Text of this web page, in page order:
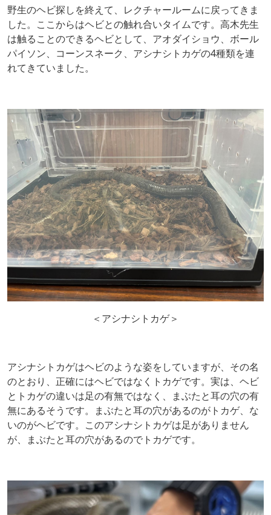
野生のヘビ探しを終えて、レクチャールームに戻ってきま
した。ここからはヘビとの触れ合いタイムです。高木先生
は触ることのできるヘビとして、アオダイショウ、ボール
パイソン、コーンスネーク、アシナシトカゲの4種類を連
れてきていました。
＜アシナシトカゲ＞
アシナシトカゲはヘビのような姿をしていますが、その名
のとおり、正確にはヘビではなくトカゲです。実は、ヘビ
とトカゲの違いは足の有無ではなく、まぶたと耳の穴の有
無にあるそうです。まぶたと耳の穴があるのがトカゲ、な
いのがヘビです。このアシナシトカゲは足がありません
が、まぶたと耳の穴があるのでトカゲです。